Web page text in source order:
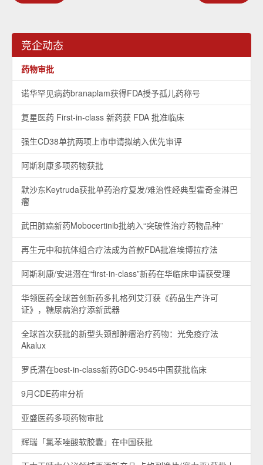
竞企动态
药物审批
诺华罕见病药branaplam获得FDA授予孤儿药称号
复星医药 First-in-class 新药获 FDA 批准临床
强生CD38单抗两项上市申请拟纳入优先审评
阿斯利康多项药物获批
默沙东Keytruda获批单药治疗复发/难治性经典型霍奇金淋巴
瘤
武田肺癌新药Mobocertinib批纳入“突破性治疗药物品种”
再生元中和抗体组合疗法成为首款FDA批准埃博拉疗法
阿斯利康/安进潜在“first-in-class”新药在华临床申请获受理
华领医药全球首创新药多扎格列艾汀获《药品生产许可
证》，糖尿病治疗添新武器
全球首次获批的新型头颈部肿瘤治疗药物：光免疫疗法
Akalux
罗氏潜在best-in-class新药GDC-9545中国获批临床
9月CDE药审分析
亚盛医药多项药物审批
辉瑞「氯苯唑酸软胶囊」在中国获批